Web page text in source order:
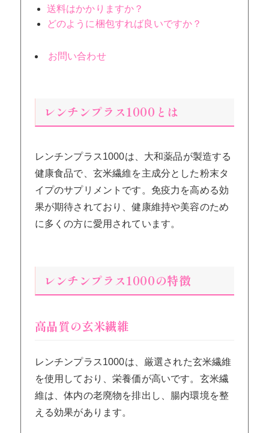
送料はかかりますか？
どのように梱包すれば良いですか？
お問い合わせ
レンチンプラス1000とは
レンチンプラス1000は、大和薬品が製造する
健康食品で、玄米繊維を主成分とした粉末タ
イプのサプリメントです。免疫力を高める効
果が期待されており、健康維持や美容のため
に多くの方に愛用されています。
レンチンプラス1000の特徴
高品質の玄米繊維
レンチンプラス1000は、厳選された玄米繊維
を使用しており、栄養価が高いです。玄米繊
維は、体内の老廃物を排出し、腸内環境を整
える効果があります。